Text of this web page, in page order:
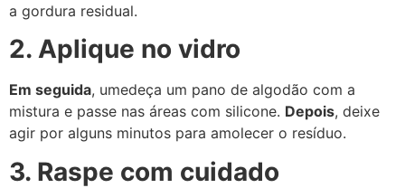
a gordura residual.
2. Aplique no vidro
Em seguida, umedeça um pano de algodão com a
mistura e passe nas áreas com silicone. Depois, deixe
agir por alguns minutos para amolecer o resíduo.
3. Raspe com cuidado